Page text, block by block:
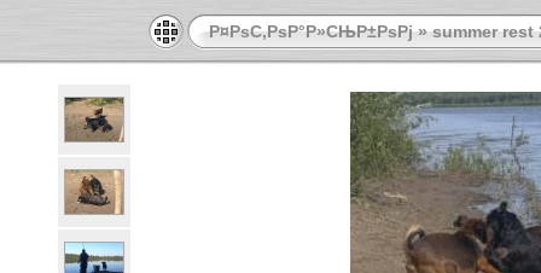
Р¤РѕС‚РѕР°Р»СЊР±РѕРј»summer rest